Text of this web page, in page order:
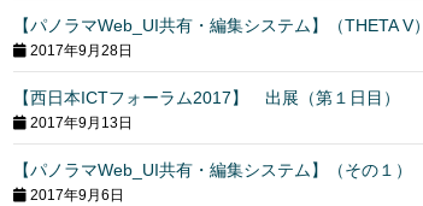
【パノラマWeb_UI共有・編集システム】（THETA V）
2017年9月28日
【西日本ICTフォーラム2017】 出展（第１日目）
2017年9月13日
【パノラマWeb_UI共有・編集システム】（その１）
2017年9月6日